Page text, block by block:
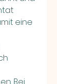
eine